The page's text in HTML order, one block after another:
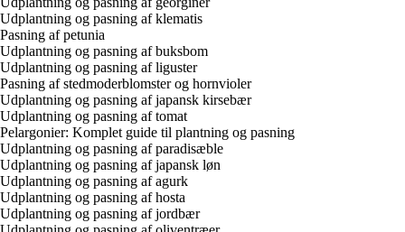
Udplantning og pasning af klematis
Pasning af petunia
Udplantning og pasning af buksbom
Udplantning og pasning af liguster
Pasning af stedmoderblomster og hornvioler
Udplantning og pasning af japansk kirsebær
Udplantning og pasning af tomat
Pelargonier: Komplet guide til plantning og pasning
Udplantning og pasning af paradisæble
Udplantning og pasning af japansk løn
Udplantning og pasning af agurk
Udplantning og pasning af hosta
Udplantning og pasning af jordbær